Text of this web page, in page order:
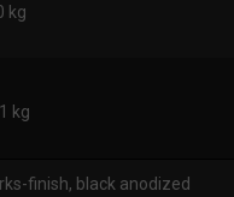
kg
kg
finish, black anodized